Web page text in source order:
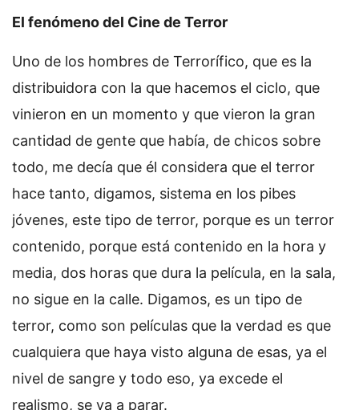
El fenómeno del Cine de Terror
Uno de los hombres de Terrorífico, que es la
distribuidora con la que hacemos el ciclo, que
vinieron en un momento y que vieron la gran
cantidad de gente que había, de chicos sobre
todo, me decía que él considera que el terror
hace tanto, digamos, sistema en los pibes
jóvenes, este tipo de terror, porque es un terror
contenido, porque está contenido en la hora y
media, dos horas que dura la película, en la sala,
no sigue en la calle. Digamos, es un tipo de
terror, como son películas que la verdad es que
cualquiera que haya visto alguna de esas, ya el
nivel de sangre y todo eso, ya excede el
realismo, se va a parar.